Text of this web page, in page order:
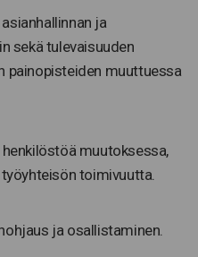
ja
sekä tulevaisuuden
painopisteiden muuttuessa
muutoksessa,
toimivuutta.
ja osallistaminen.